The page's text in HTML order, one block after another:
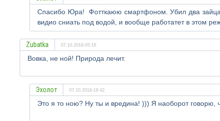
Спасибо Юра! Фотткаюю смартфоном. Убил два
видио сниать под водой, и вообще работатет в этом
Zubatka 07.10.2018-05:16
Вовка, не ной! Природа лечит.
Эхолот 07.10.2018-18:42
Это я то ною? Ну ты и вредина! ))) Я наоборот говорю,